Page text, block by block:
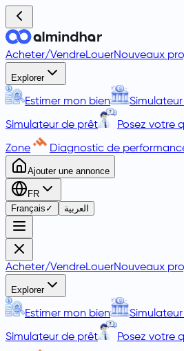
Acheter/VendreLouerNouveaux
Explorer
Estimer mon bien
Simulateur de prêt Posez votre
Zone Diagnostic de
Ajouter une annonce
FR
Français ✓ العربية
Acheter/VendreLouerNouveaux
Explorer
Estimer mon bien
Simulateur de prêt Posez votre